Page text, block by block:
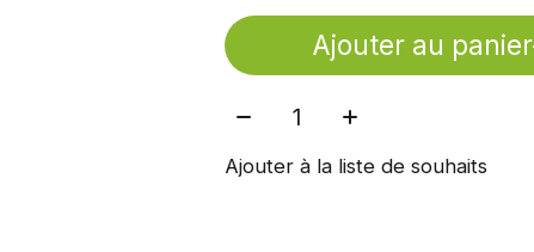
Ajouter au panier
Quantité:
Ajouter à la liste de souhaits